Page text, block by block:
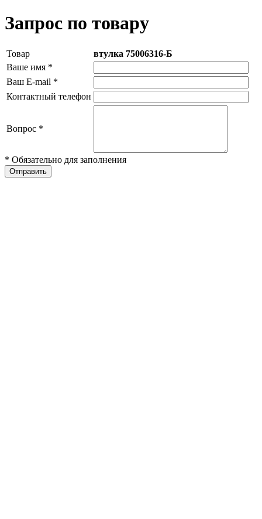
Запрос по товару
Товар
втулка 75006316-Б
Ваше имя *
Ваш E-mail *
Контактный телефон
Вопрос *
* Обязательно для заполнения
Отправить